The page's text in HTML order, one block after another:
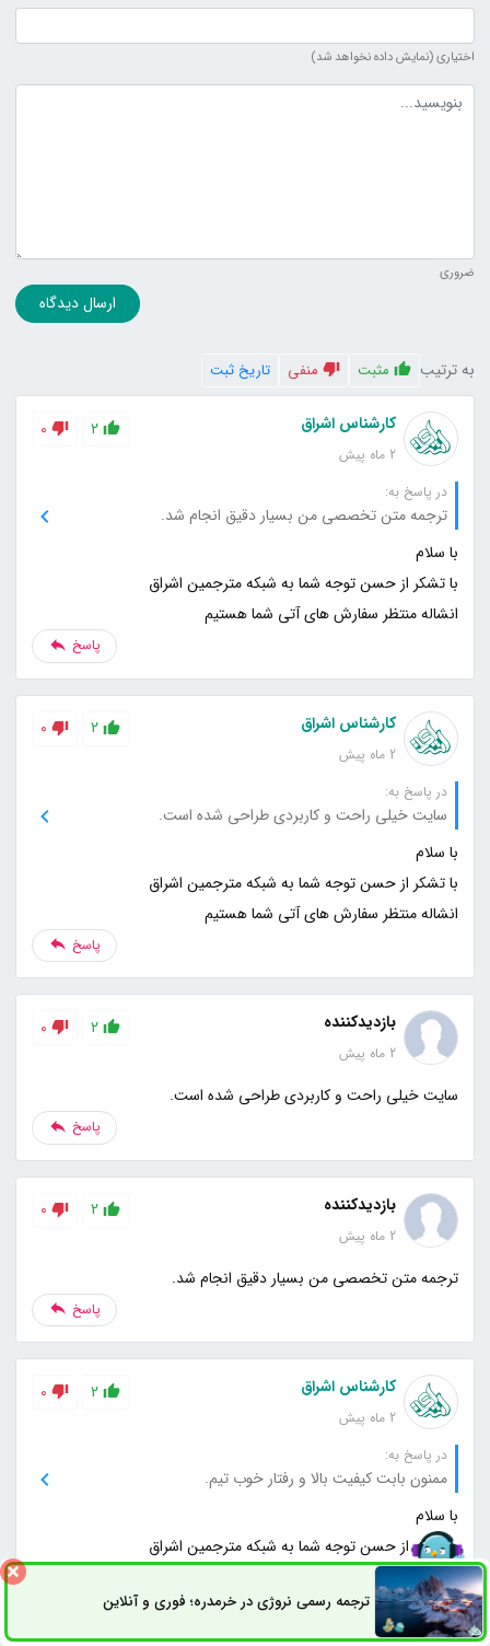
اختیاری (نمایش داده نخواهد شد)
متن دیدگاه
ضروری
ارسال دیدگاه
به ترتیب مثبت منفی تاریخ ثبت
کارشناس اشراق
2 ماه پیش
2
0
در پاسخ به:
ترجمه متن تخصصی من بسیار دقیق انجام شد.
انشاله منتظر سفارش های آتی شما هستیم
پاسخ
کارشناس اشراق
2 ماه پیش
2
0
در پاسخ به:
سایت خیلی راحت و کاربردی طراحی شده است.
انشاله منتظر سفارش های آتی شما هستیم
پاسخ
بازدیدکننده
2 ماه پیش
2
0
سایت خیلی راحت و کاربردی طراحی شده است.
پاسخ
بازدیدکننده
2 ماه پیش
2
0
ترجمه متن تخصصی من بسیار دقیق انجام شد.
پاسخ
کارشناس اشراق
2 ماه پیش
2
0
در پاسخ به:
ممنون بابت کیفیت بالا و رفتار خوب تیم.
انشاله منتظر سفارش های آتی شما هستیم
ترجمه رسمی نروژی در خرمدره؛ فوری و آنلاینثبت سفارش راه های ارتباطی